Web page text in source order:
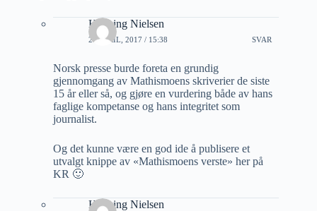
Henning Nielsen
27 APRIL, 2017 / 15:38 SVAR
Norsk presse burde foreta en grundig
gjennomgang av Mathismoens skriverier de siste
15 år eller så, og gjøre en vurdering både av hans
faglige kompetanse og hans integritet som
journalist.
Og det kunne være en god ide å publisere et
utvalgt knippe av «Mathismoens verste» her på
KR 🙂
Henning Nielsen